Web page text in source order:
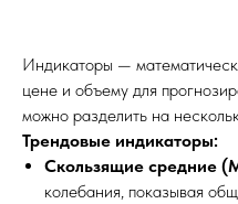
Индикаторы —
цене и объему для
можно разделить на
Трендовые индикаторы:
Скользящие средние
колебания, показывая